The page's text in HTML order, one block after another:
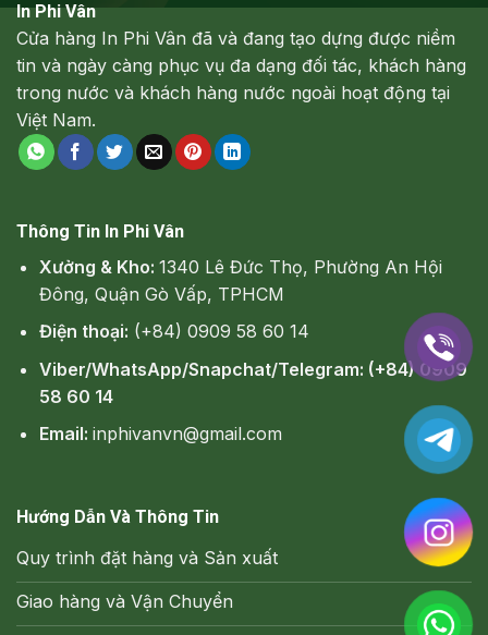
In Phi Vân
Cửa hàng In Phi Vân đã và đang tạo dựng được niềm
tin và ngày càng phục vụ đa dạng đối tác, khách hàng
trong nước và khách hàng nước ngoài hoạt động tại
Việt Nam.
Thông Tin In Phi Vân
Xưởng & Kho: 1340 Lê Đức Thọ, Phường An Hội
Đông, Quận Gò Vấp, TPHCM
Điện thoại: (+84) 0909 58 60 14
Viber/WhatsApp/Snapchat/Telegram: (+84) 0909
58 60 14
Email: inphivanvn@gmail.com
Hướng Dẫn Và Thông Tin
Quy trình đặt hàng và Sản xuất
Giao hàng và Vận Chuyển